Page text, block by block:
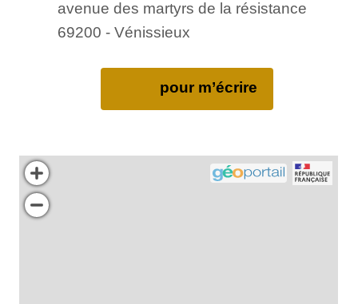
avenue des martyrs de la résistance
69200 - Vénissieux
pour m’écrire